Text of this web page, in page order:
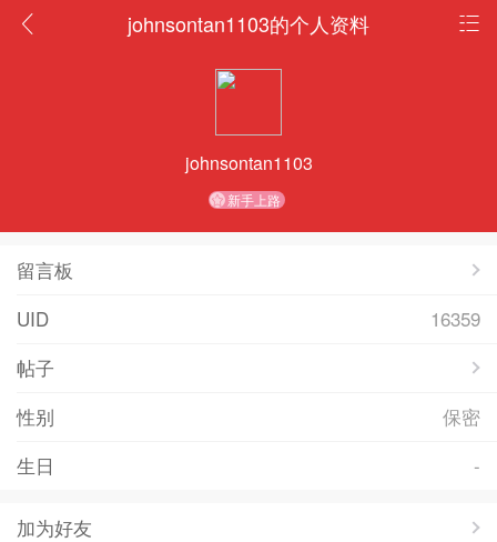
johnsontan1103的个人资料
johnsontan1103
新手上路
留言板
UID
16359
帖子
性别
保密
生日
-
加为好友